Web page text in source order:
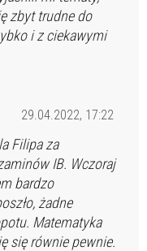
zbyt trudne do
i z ciekawymi
29.04.2022, 17:22
Filipa za
IB. Wczoraj
bardzo
żadne
Matematyka
się równie pewnie.